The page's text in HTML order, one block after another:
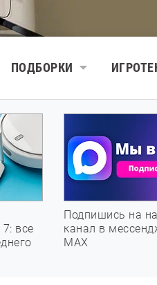
ПОДБОРКИ
все
Подпишись на
канал в
МАХ